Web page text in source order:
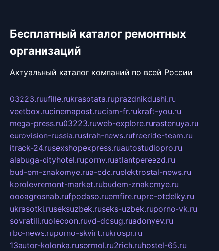
Бесплатный каталог ремонтных
организаций
Актуальный каталог компаний по всей России
03223.ruufille.rukrasotata.ruprazdnikdushi.ru
veetbox.rucinemapost.ruciam-fr.rukraft-you.ru
mega-press.ru03223.ruweb-explore.rurastenuya.ru
eurovision-russia.rustrah-news.rufreeride-team.ru
itrack-24.rusexshopexpress.ruautostudiopro.ru
alabuga-cityhotel.rupornv.ruatlantpereezd.ru
bud-em-znakomye.rua-cdc.ruelektrostal-news.ru
korolevremont-market.rubudem-znakomye.ru
oooagrosnab.rufpodaso.ruemfire.rupro-otdelky.ru
ukrasotki.ruseksuzbek.ruseks-uzbek.ruporno-vk.ru
sovratili.ruolecoon.ruvd-dosug.ruadonyev.ru
rbc-news.ruporno-skvirt.rukrospr.ru
13autor-kolonka.rusormol.ru2rich.ruhostel-65.ru